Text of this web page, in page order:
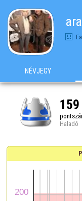
NÉVJEGY
159
Haladó